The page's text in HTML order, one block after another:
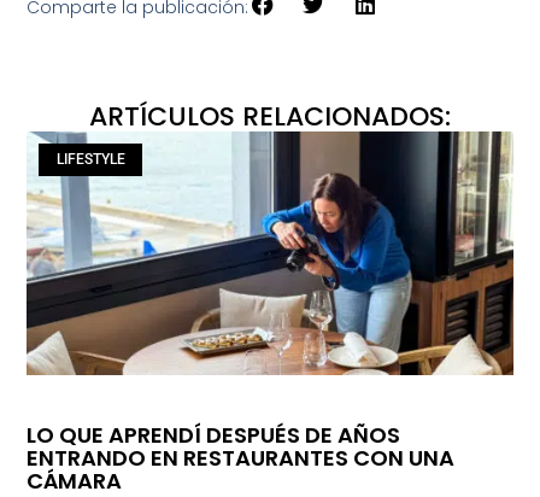
Comparte la publicación:
ARTÍCULOS RELACIONADOS:
LIFESTYLE
LO QUE APRENDÍ DESPUÉS DE AÑOS
ENTRANDO EN RESTAURANTES CON UNA
CÁMARA